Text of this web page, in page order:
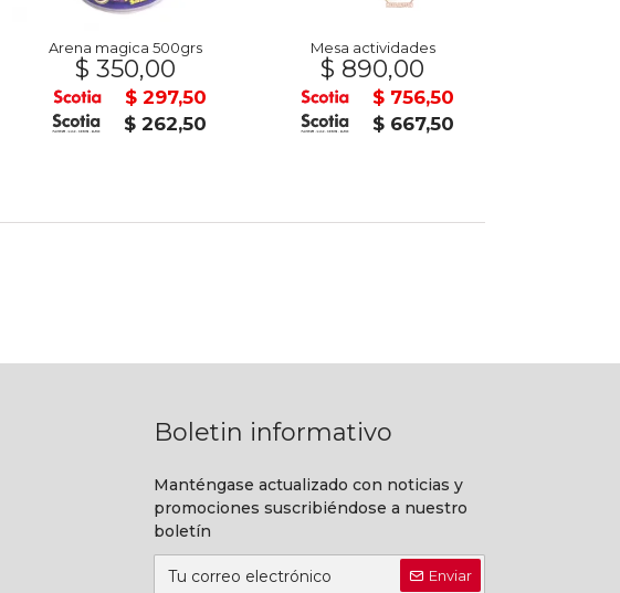
Arena magica 500grs
$ 350,00
$ 297,50
$ 262,50
Mesa actividades
$ 890,00
$ 756,50
$ 667,50
Boletin informativo
Manténgase actualizado con noticias y
promociones suscribiéndose a nuestro
boletín
Enviar